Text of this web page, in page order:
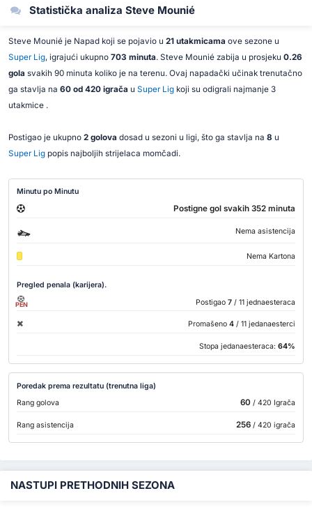
Statistička analiza Steve Mounié
Steve Mounié je Napad koji se pojavio u 21 utakmicama ove sezone u
Super Lig, igrajući ukupno 703 minuta. Steve Mounié zabija u prosjeku 0.26
gola svakih 90 minuta koliko je na terenu. Ovaj napadački učinak trenutačno
ga stavlja na 60 od 420 igrača u Super Ligkoji su odigrali najmanje 3
utakmice .
Postigao je ukupno 2 golova dosad u sezoni u ligi, što ga stavlja na 8 u
Super Ligpopis najboljih strijelaca momčadi.
Minutu po Minutu
Postigne gol svakih 352 minuta
Nema asistencija
Nema Kartona
Pregled penala (karijera).
PEN Postigao 7 / 11 jednaesteraca
Promašeno 4 / 11 jedanaesterci
Stopa jedanaesteraca: 64%
Poredak prema rezultatu (trenutna liga)
Rang golova
60 / 420 Igrača
Rang asistencija 256/ 420 igrača
NASTUPI PRETHODNIH SEZONA